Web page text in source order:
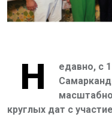
Н
едавно, с
круглых дат с